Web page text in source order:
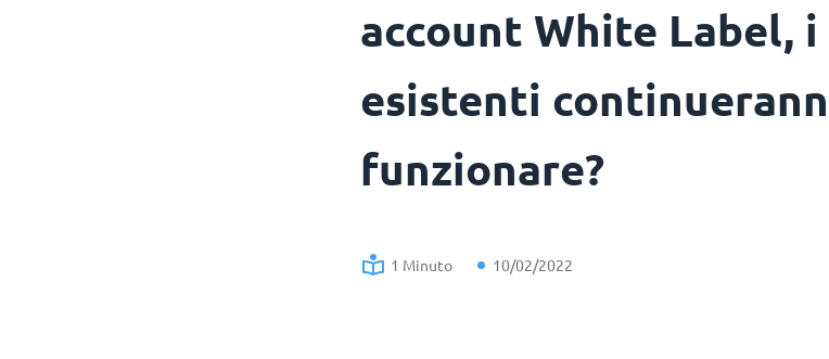
account White Label, i
esistenti
funzionare?
1 Minuto 10/02/2022